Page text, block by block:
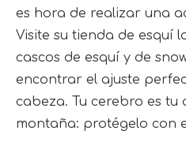
es hora de realizar una
Visite su tienda de esquí
cascos de esquí y de
encontrar el ajuste
cabeza. Tu cerebro es tu
montaña: protégelo con